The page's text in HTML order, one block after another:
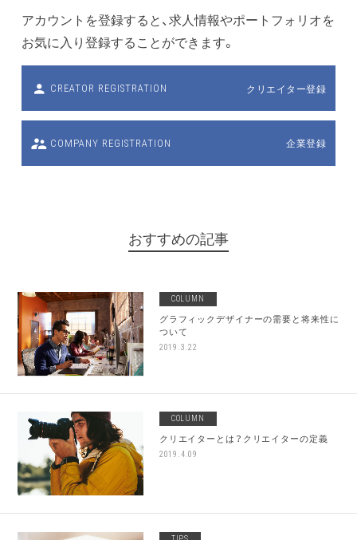
アカウントを登録すると、求人情報やポートフォリオを
お気に入り登録することができます。
CREATOR REGISTRATION クリエイター登録
COMPANY REGISTRATION 企業登録
おすすめの記事
COLUMN
グラフィックデザイナーの需要と将来性に
ついて
2019.3.22
COLUMN
クリエイターとは？クリエイターの定義
2019.4.09